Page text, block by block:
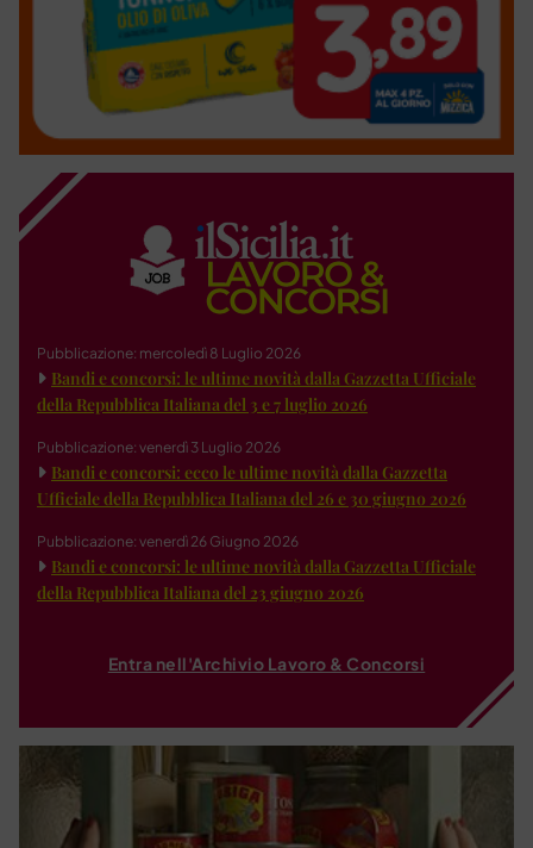
Pubblicazione: mercoledì 8 Luglio 2026
Bandi e concorsi: le ultime novità dalla Gazzetta Ufficiale
della Repubblica Italiana del 3 e 7 luglio 2026
Pubblicazione: venerdì 3 Luglio 2026
Bandi e concorsi: ecco le ultime novità dalla Gazzetta
Ufficiale della Repubblica Italiana del 26 e 30 giugno 2026
Pubblicazione: venerdì 26 Giugno 2026
Bandi e concorsi: le ultime novità dalla Gazzetta Ufficiale
della Repubblica Italiana del 23 giugno 2026
Entra nell'Archivio Lavoro & Concorsi